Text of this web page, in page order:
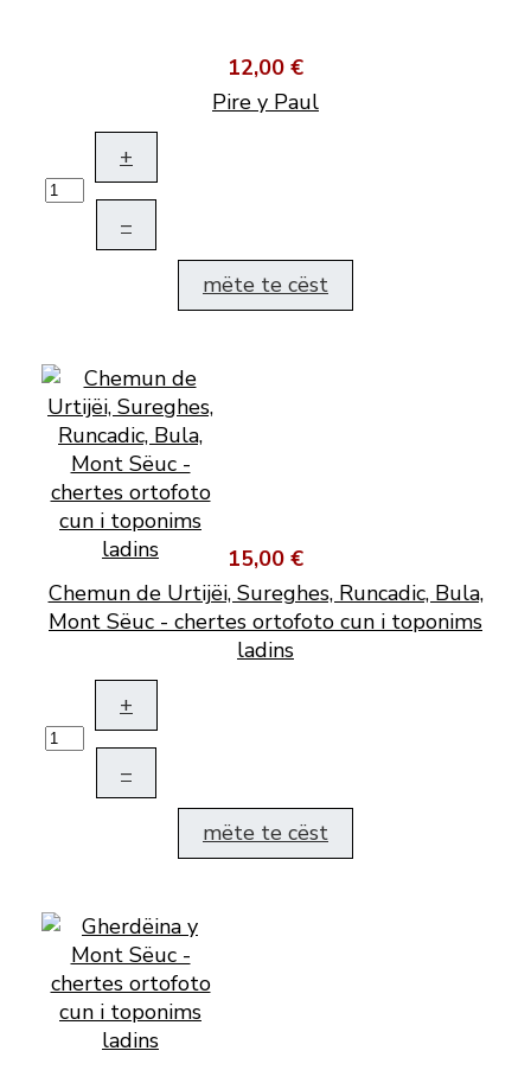
12,00 €
Pire y Paul
+
–
mëte te cëst
15,00 €
Chemun de Urtijëi, Sureghes, Runcadic, Bula,
Mont Sëuc - chertes ortofoto cun i toponims
ladins
+
–
mëte te cëst